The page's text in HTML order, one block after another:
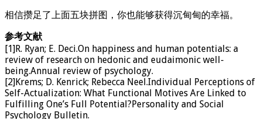
相信攒足了上面五块拼图，你也能够获得沉甸甸的幸福。
参考文献
[1]R. Ryan; E. Deci.On happiness and human potentials: a
review of research on hedonic and eudaimonic well-
being.Annual review of psychology.
[2]Krems; D. Kenrick; Rebecca Neel.Individual Perceptions of
Self-Actualization: What Functional Motives Are Linked to
Fulfilling One’s Full Potential?Personality and Social
Psychology Bulletin.